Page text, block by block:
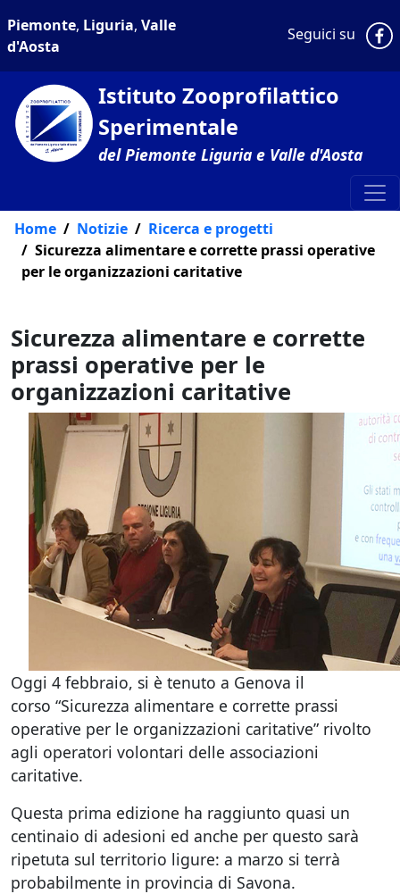
Piemonte, Liguria, Valle
d'Aosta
Seguici su
Istituto Zooprofilattico
Sperimentale
del Piemonte Liguria e Valle d'Aosta
Home Notizie
Ricerca e progetti
Sicurezza alimentare e corrette prassi operative
per le organizzazioni caritative
Sicurezza alimentare e corrette
prassi operative per le
organizzazioni caritative
Oggi 4 febbraio, si è tenuto a Genova il
corso “Sicurezza alimentare e corrette prassi
operative per le organizzazioni caritative” rivolto
agli operatori volontari delle associazioni
caritative.
Questa prima edizione ha raggiunto quasi un
centinaio di adesioni ed anche per questo sarà
ripetuta sul territorio ligure: a marzo si terrà
probabilmente in provincia di Savona.